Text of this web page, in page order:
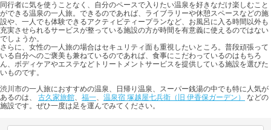
同行者に気を使うことなく、自分のペースで入りたい温泉を好きなだけ楽しむこと
ができる温泉の一人旅。できるのであれば、ライブラリーや休憩スペースなどの施
設や、一人でも体験できるアクティビティープランなど、お風呂に入る時間以外も
充実させられるサービスが整っている施設の方が時間を有意義に使えるのではない
でしょうか。
さらに、女性の一人旅の場合はセキュリティ面も重視したいところ。普段頑張って
いる自分へのご褒美も兼ねているのであれば、食事にこだわっているのはもちろ
ん、ボディケアやエステなどトリートメントサービスを提供している施設を選びた
いものです。
渋川市の一人旅におすすめの温泉、日帰り温泉、スーパー銭湯の中でも特に人気が
あるのは、 古久家旅館、 福一、 温泉宿 塚越屋七兵衛（旧 伊香保ガーデン）
などの
施設です。ぜひ一度は足を運んでみてください。